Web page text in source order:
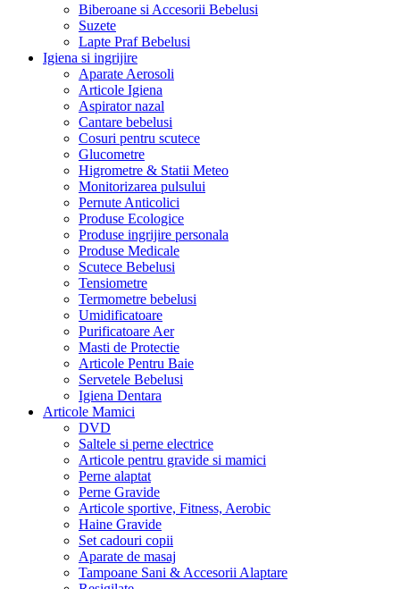
Biberoane si Accesorii Bebelusi
Suzete
Lapte Praf Bebelusi
Igiena si ingrijire
Aparate Aerosoli
Articole Igiena
Aspirator nazal
Cantare bebelusi
Cosuri pentru scutece
Glucometre
Higrometre & Statii Meteo
Monitorizarea pulsului
Pernute Anticolici
Produse Ecologice
Produse ingrijire personala
Produse Medicale
Scutece Bebelusi
Tensiometre
Termometre bebelusi
Umidificatoare
Purificatoare Aer
Masti de Protectie
Articole Pentru Baie
Servetele Bebelusi
Igiena Dentara
Articole Mamici
DVD
Saltele si perne electrice
Articole pentru gravide si mamici
Perne alaptat
Perne Gravide
Articole sportive, Fitness, Aerobic
Haine Gravide
Set cadouri copii
Aparate de masaj
Tampoane Sani & Accesorii Alaptare